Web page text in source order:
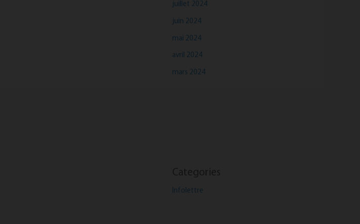
juillet 2024
juin 2024
mai 2024
avril 2024
mars 2024
Infolettre